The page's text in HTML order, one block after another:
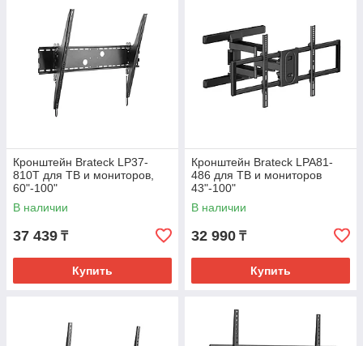
Кронштейн Brateck LP37-
810T для ТВ и мониторов,
60"-100"
В наличии
37 439 ₸
Купить
Кронштейн Brateck LPA81-
486 для ТВ и мониторов
43"-100"
В наличии
32 990 ₸
Купить